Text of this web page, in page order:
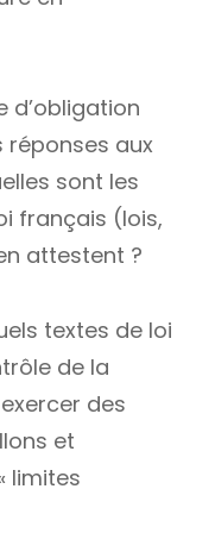
d’obligation
réponses aux
sont les
français (lois,
attestent ?
textes de loi
de la
des
et
limites